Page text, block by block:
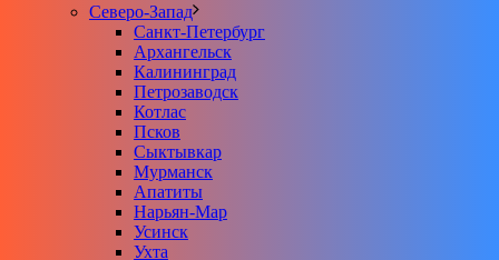
Северо-Запад
Санкт-Петербург
Архангельск
Калининград
Петрозаводск
Котлас
Псков
Сыктывкар
Мурманск
Апатиты
Нарьян-Мар
Усинск
Ухта